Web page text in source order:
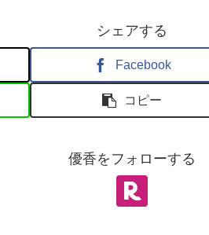
シェアする
Facebook
コピー
優香をフォローする